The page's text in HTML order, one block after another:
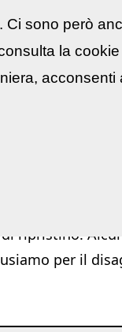
🇮🇹
ripristino.
per il
sono però
la
acconsenti